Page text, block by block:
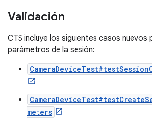
Validación
CTS incluye los siguientes casos nuevos
parámetros de la sesión:
meters